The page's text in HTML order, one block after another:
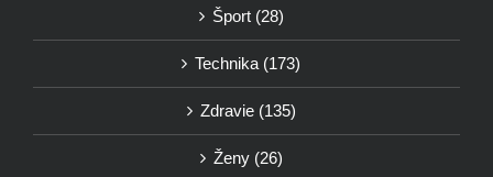
Šport (28)
Technika (173)
Zdravie (135)
Ženy (26)